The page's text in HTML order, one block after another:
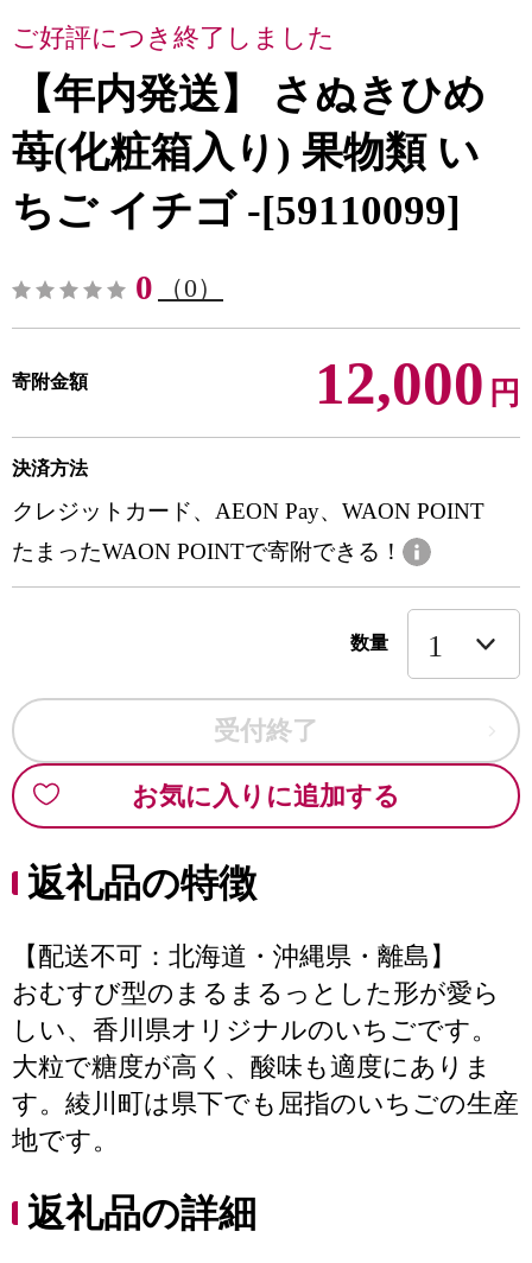
ご好評につき終了しました
【年内発送】 さぬきひめ
苺(化粧箱入り) 果物類 い
ちご イチゴ -[59110099]
0 （0）
寄附金額 12,000 円
決済方法
クレジットカード、AEON Pay、WAON POINT
たまったWAON POINTで寄附できる！
数量
受付終了
お気に入りに追加する
返礼品の特徴
【配送不可：北海道・沖縄県・離島】
おむすび型のまるまるっとした形が愛ら
しい、香川県オリジナルのいちごです。
大粒で糖度が高く、酸味も適度にありま
す。綾川町は県下でも屈指のいちごの生産
地です。
返礼品の詳細